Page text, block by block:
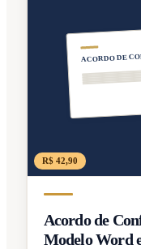
ACORDO DE
R$ 42,90
Acordo de
Modelo Word